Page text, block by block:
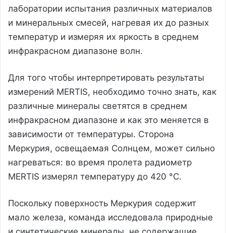
лаборатории испытания различных материалов
и минеральных смесей, нагревая их до разных
температур и измеряя их яркость в среднем
инфракрасном диапазоне волн.
Для того чтобы интерпретировать результаты
измерений MERTIS, необходимо точно знать, как
различные минералы светятся в среднем
инфракрасном диапазоне и как это меняется в
зависимости от температуры. Сторона
Меркурия, освещаемая Солнцем, может сильно
нагреваться: во время пролета радиометр
MERTIS измерял температуру до 420 °C.
Поскольку поверхность Меркурия содержит
мало железа, команда исследовала природные